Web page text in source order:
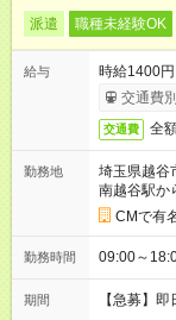
派遣 職種未経験OK
給与
時給1400円
交通費
交通費 全
勤務地
埼玉県越谷
南越谷駅か
CMで有
勤務時間 09:00～
期間 【急募】